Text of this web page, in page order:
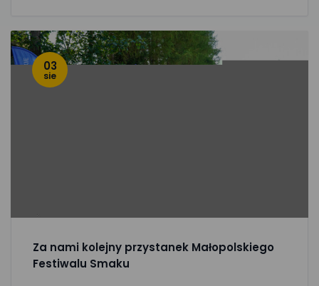
03
sie
Za nami kolejny przystanek Małopolskiego
Festiwalu Smaku